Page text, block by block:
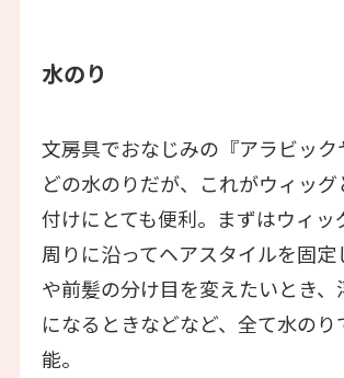
水のり
文房具でおなじみの『アラビック
どの水のりだが、これがウィッ
付けにとても便利。まずはウィッ
周りに沿ってヘアスタイルを固定
や前髪の分け目を変えたいとき、
になるときなどなど、全て水のり
能。